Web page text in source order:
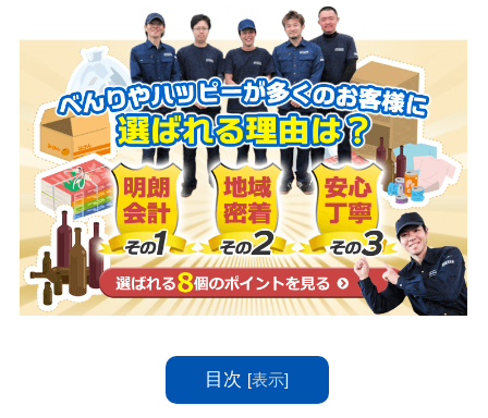
目次 [表示]